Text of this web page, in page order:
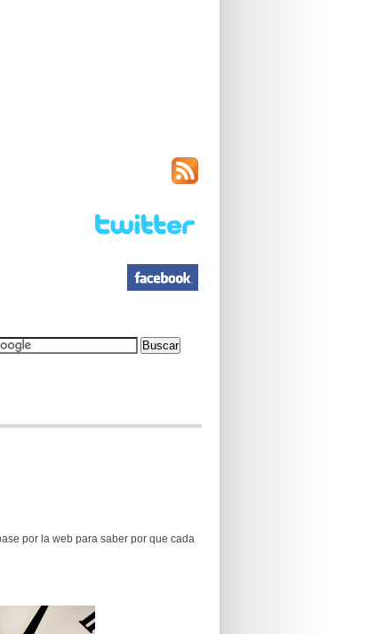
por la web para saber por que cada